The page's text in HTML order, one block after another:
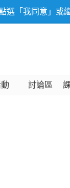
選「我同意」或
討論區